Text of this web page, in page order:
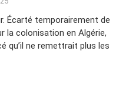
Écarté temporairement de
la colonisation en Algérie,
qu’il ne remettrait plus les